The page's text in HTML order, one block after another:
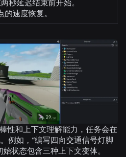
秒延迟结束前开始。
速度恢复。
性和上下文理解能力，任务会在
例如，“编写四向交通信号灯脚
状态包含三种上下文变体。